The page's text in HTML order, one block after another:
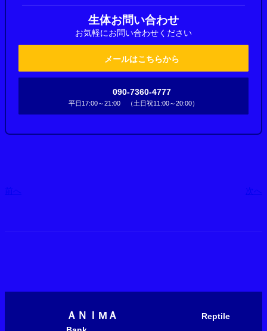
生体お問い合わせ
お気軽にお問い合わせください
メールはこちらから
090-7360-4777
平日17:00～21:00 （土日祝11:00～20:00）
前へ 次へ
ＡＮＩМＡ
Reptile